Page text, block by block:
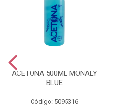
ACETONA 500ML MONALY
BLUE
Código: 5095316